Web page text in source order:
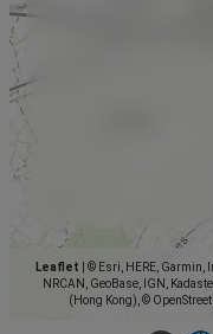
Leaflet
© Esri, HERE, Garmin,
NRCAN, GeoBase, IGN,
(Hong Kong), ©